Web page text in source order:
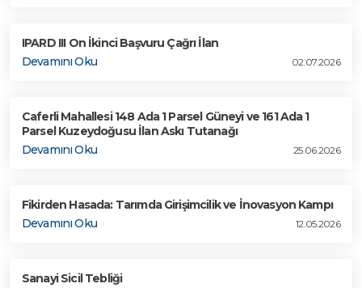
IPARD III On İkinci Başvuru Çağrı İlan
Devamını Oku
02.07.2026
Caferli Mahallesi 148 Ada 1 Parsel Güneyi ve 161 Ada 1
Parsel Kuzeydoğusu İlan Askı Tutanağı
Devamını Oku
25.06.2026
Fikirden Hasada: Tarımda Girişimcilik ve İnovasyon Kampı
Devamını Oku
12.05.2026
Sanayi Sicil Tebliği